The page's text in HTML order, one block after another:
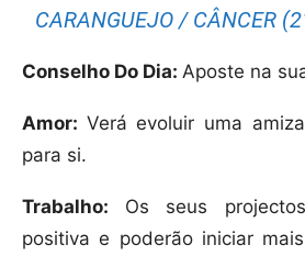
CARANGUEJO / CÂNCER
Conselho Do Dia: Aposte na
Amor: Verá evoluir uma
para si.
Trabalho: Os seus
positiva e poderão iniciar